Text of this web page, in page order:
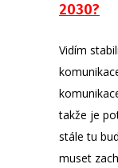
2030?
Vidím
takže je
stále tu
muset